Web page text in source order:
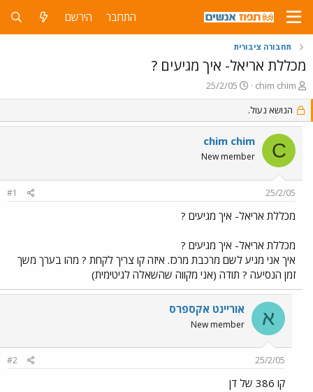
התחבר הירשם
תחבורה ציבורית
מכללת אריאל- איך מגיעים ?
פ
ו
ת
ח
נ
chim chim
פ
ו
ס
ם
ב
ת
25/2/05
הנושא נעול.
C
chim chim
New member
25/2/05
#1
מכללת אריאל- איך מגיעים ?
מכללת אריאל- איך מגיעים ?
איך אני מגיע לשם מרכבת מרכז. איזה קו צריך לקחת ? מהו בערך משך
זמן הנסיעה ? תודה (אני מקווה שהשאלה לגיטימית)
א אוריינט אקספרס
New member
25/2/05
#2
קו 386 של דן